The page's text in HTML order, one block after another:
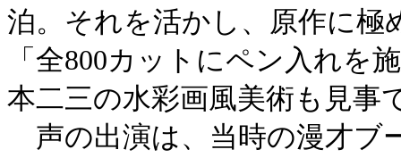
泊。それを活かし、原作に極
「全800カットにペン入れを
本二三の水彩画風美術も見事
声の出演は、当時の漫才ブ